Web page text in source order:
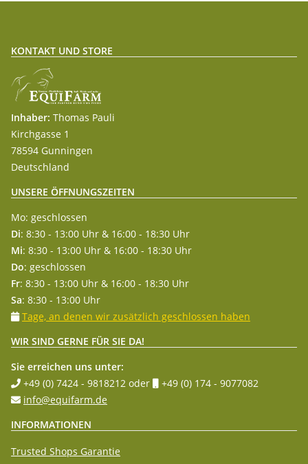
KONTAKT UND STORE
Inhaber: Thomas Pauli
Kirchgasse 1
78594 Gunningen
Deutschland
UNSERE ÖFFNUNGSZEITEN
Mo: geschlossen
Di: 8:30 - 13:00 Uhr & 16:00 - 18:30 Uhr
Mi: 8:30 - 13:00 Uhr & 16:00 - 18:30 Uhr
Do: geschlossen
Fr: 8:30 - 13:00 Uhr & 16:00 - 18:30 Uhr
Sa: 8:30 - 13:00 Uhr
Tage, an denen wir zusätzlich geschlossen haben
WIR SIND GERNE FÜR SIE DA!
Sie erreichen uns unter:
+49 (0) 7424 - 9818212 oder
+49 (0) 174 - 9077082
info@equifarm.de
INFORMATIONEN
Trusted Shops Garantie